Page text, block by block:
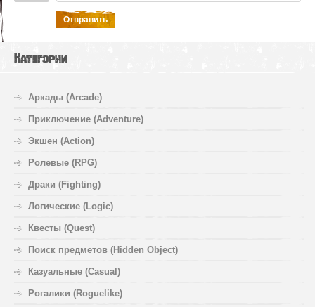
Отправить
Категории
Аркады (Arcade)
Приключение (Adventure)
Экшен (Action)
Ролевые (RPG)
Драки (Fighting)
Логические (Logic)
Квесты (Quest)
Поиск предметов (Hidden Object)
Казуальные (Casual)
Рогалики (Roguelike)